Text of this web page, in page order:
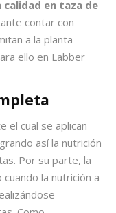
en taza de
contar con
a la planta
ello en Labber
el cual se aplican
así la nutrición
Por su parte, la
la nutrición a